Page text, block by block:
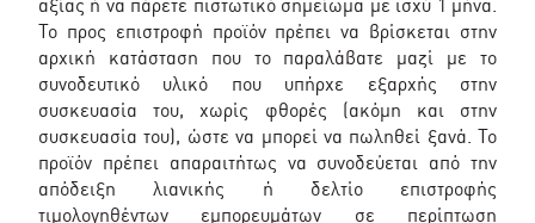
αξίας ή να πάρετε πιστωτικό σημείωμα με ισχύ 1 μήνα.
Το προς επιστροφή προϊόν πρέπει να βρίσκεται στην
αρχική κατάσταση που το παραλάβατε μαζί με το
συνοδευτικό υλικό που υπήρχε εξαρχής στην
συσκευασία του, χωρίς φθορές (ακόμη και στην
συσκευασία του), ώστε να μπορεί να πωληθεί ξανά. Το
προϊόν πρέπει απαραιτήτως να συνοδεύεται από την
απόδειξη λιανικής ή δελτίο επιστροφής
τιμολογηθέντων εμπορευμάτων σε περίπτωση